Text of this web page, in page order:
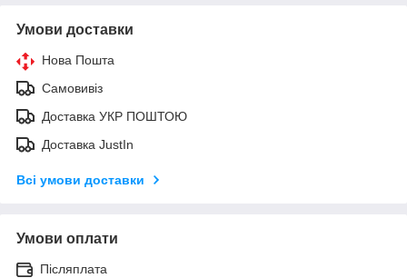
Умови доставки
Нова Пошта
Самовивіз
Доставка УКР ПОШТОЮ
Доставка JustIn
Всі умови доставки
Умови оплати
Післяплата